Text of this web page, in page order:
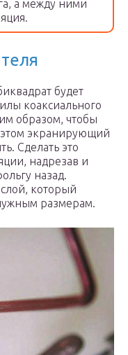
а между ними
будет
коаксиального
образом, чтобы
этом экранирующий
Сделать это
надрезав и
назад.
который
размерам.